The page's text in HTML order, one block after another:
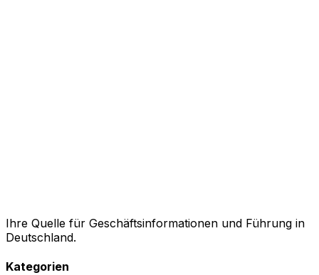
Ihre Quelle für Geschäftsinformationen und Führung in
Deutschland.
Kategorien